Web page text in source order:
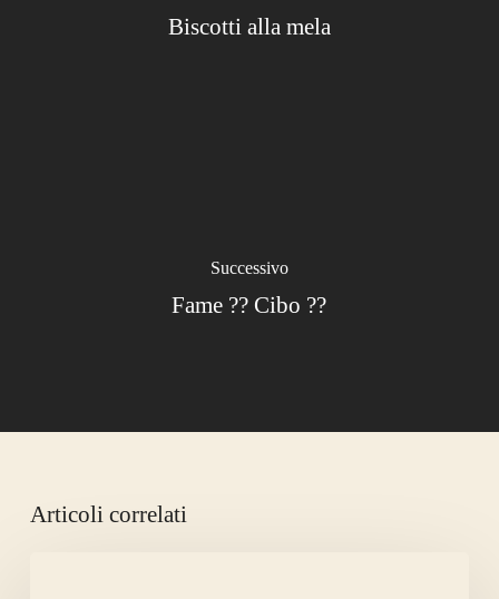
Biscotti alla mela
Successivo
Fame ?? Cibo ??
Articoli correlati